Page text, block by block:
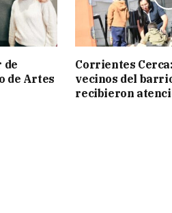
de
de Artes
Corrientes
vecinos del
recibieron